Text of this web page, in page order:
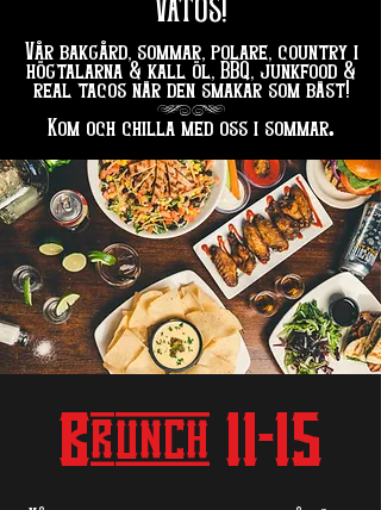
VATOS!
Vår bakgård, sommar, polare, country i
högtalarna & kall öl, BBQ, junkfood &
real tacos när den smakar som bäst!
hg
Kom och chilla med oss i sommar.
Brunch 11-15